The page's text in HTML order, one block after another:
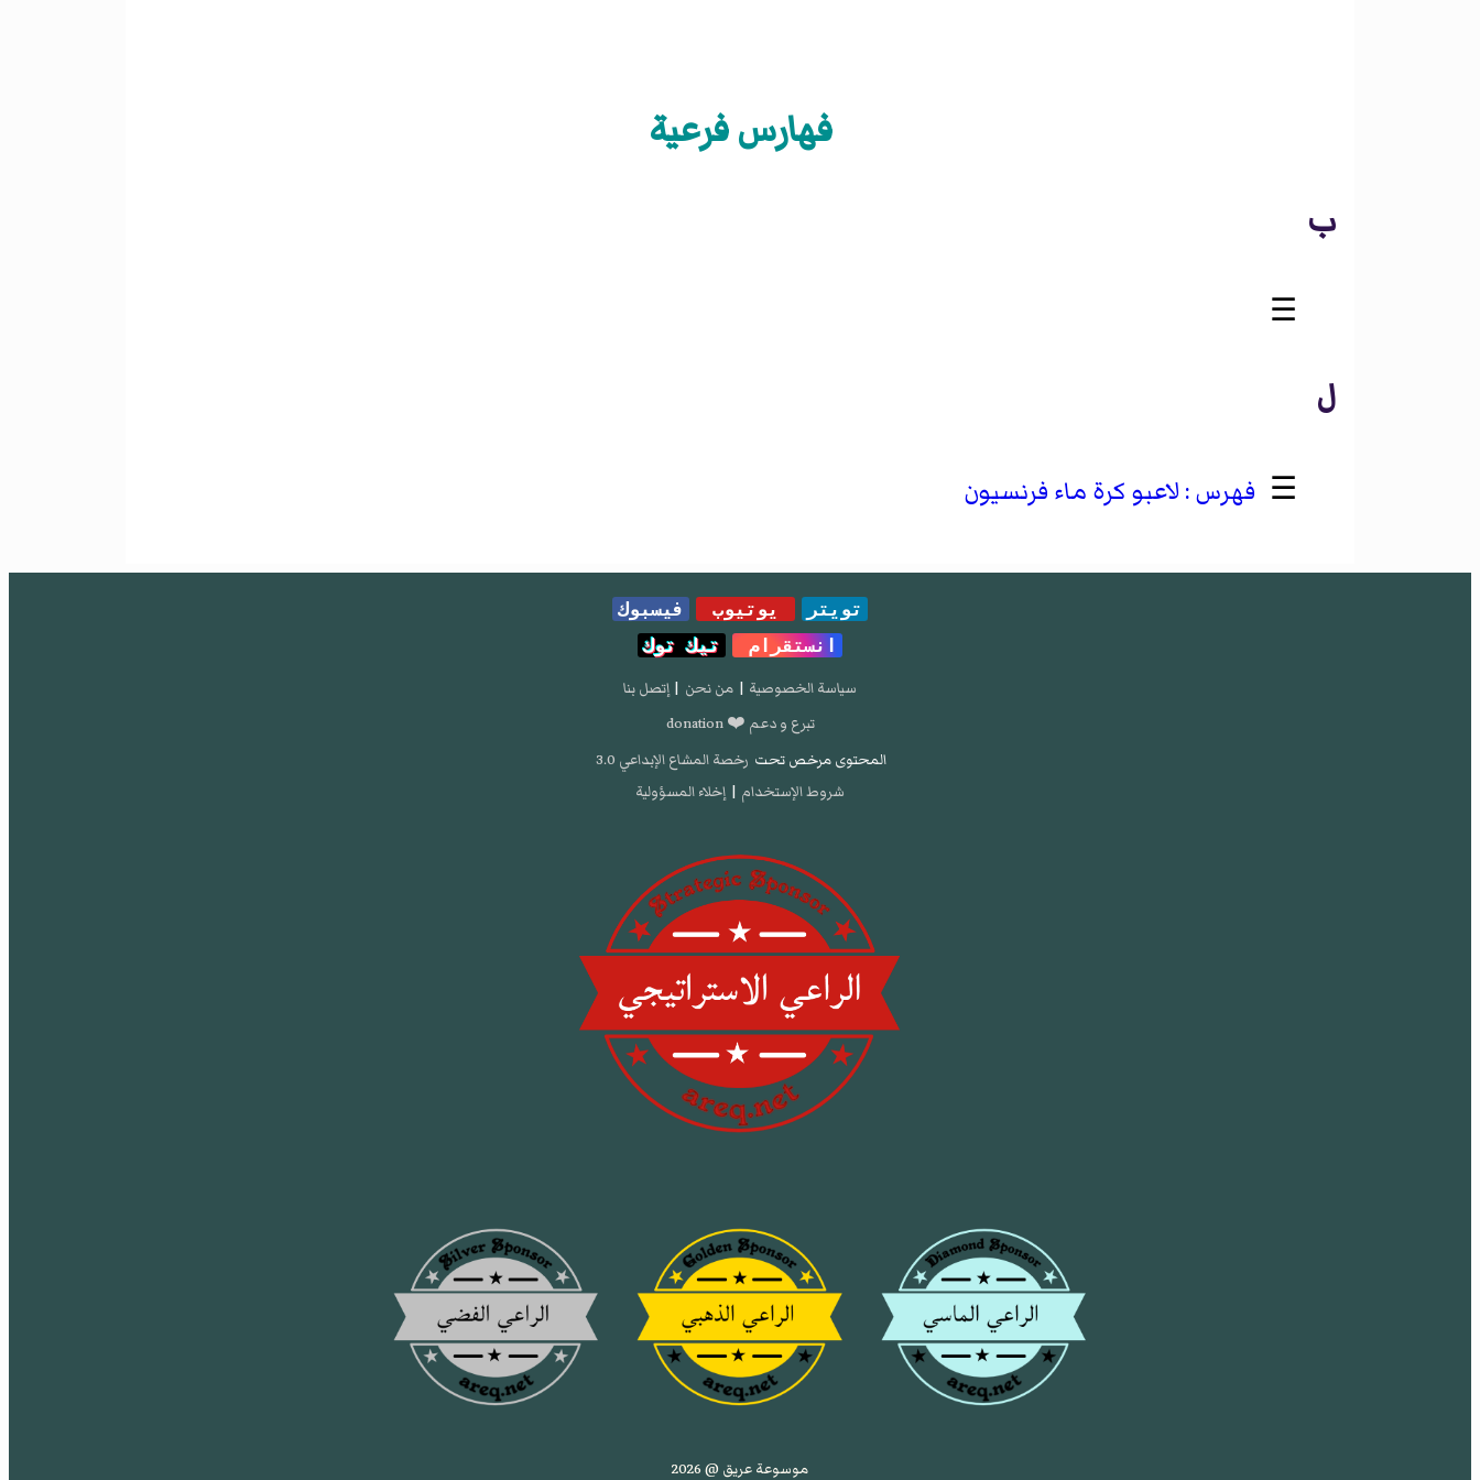
فهارس فرعية
ب
☰
ل
☰ لاعبو كرة ماء فرنسيون
تويتر يوتيوب
فيسبوك
انستقرام
تيك توك
سياسة الخصوصية | من نحن | إتصل بنا
تبرع و دعم ❤️ donation
المحتوى مرخص تحت رخصة المشاع الإبداعي 3.0
شروط الإستخدام | إخلاء المسؤولية
موسوعة عريق @ 2026